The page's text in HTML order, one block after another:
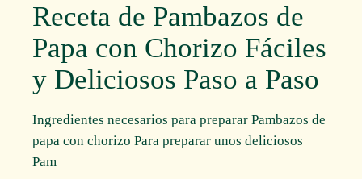
Receta de Pambazos de
Papa con Chorizo Fáciles
y Deliciosos Paso a Paso
Ingredientes necesarios para preparar Pambazos de
papa con chorizo Para preparar unos deliciosos
Pam